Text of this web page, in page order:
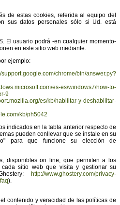
de estas cookies, referida al equipo del
sus datos personales sólo si Ud. está
El usuario podrá -en cualquier momento-
en este sitio web mediante:
ejemplo:
support.google.com/chrome/bin/answer.py?
es-es/windows7/how-to-
9
es/kb/habilitar-y-deshabilitar-
kb/ph5042
indicados en la tabla anterior respecto de
pueden conllevar que se instale en su
para que funcione su elección de
disponibles on line, que permiten a los
sitio web que visita y gestionar su
http://www.ghostery.com/privacy-
).
contenido y veracidad de las políticas de